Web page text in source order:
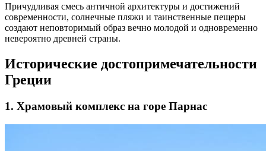
Причудливая смесь античной архитектуры и достижений
современности, солнечные пляжи и таинственные пещеры
создают неповторимый образ вечно молодой и одновременно
невероятно древней страны.
Исторические достопримечательности
Греции
1. Храмовый комплекс на горе Парнас